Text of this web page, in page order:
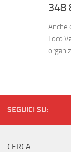
348
Anche
Loco
SEGUICI SU:
CERCA